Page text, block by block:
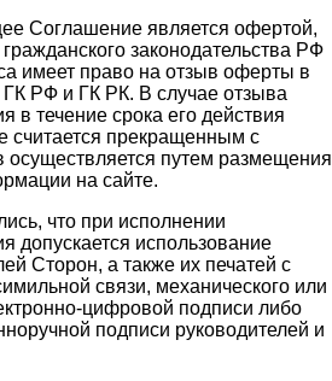
Соглашение является офертой,
законодательства РФ
имеет право на отзыв оферты в
ГК РФ и ГК РК. В случае отзыва
в течение срока его действия
считается прекращенным с
путем размещения
на сайте.
что при исполнении
допускается использование
Сторон, а также их печатей с
связи, механического или
цифровой подписи либо
подписи руководителей и